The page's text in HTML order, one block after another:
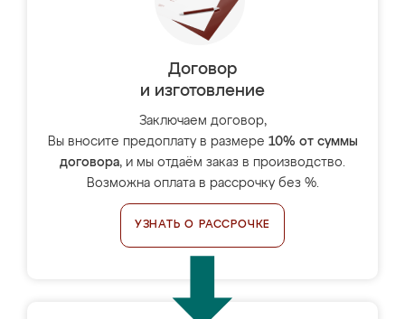
Договор
и изготовление
Заключаем договор,
Вы вносите предоплату в размере 10% от суммы
договора, и мы отдаём заказ в производство.
Возможна оплата в рассрочку без %.
УЗНАТЬ О РАССРОЧКЕ